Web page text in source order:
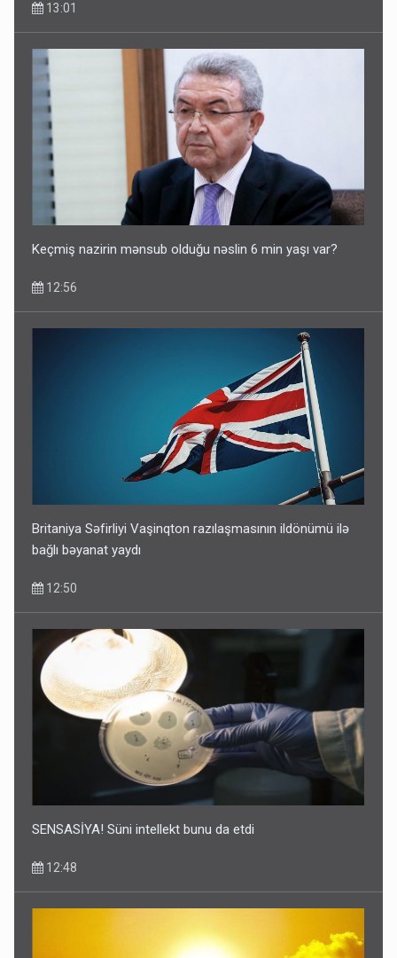
13:01
Keçmiş nazirin mənsub olduğu nəslin 6 min yaşı var?
12:56
Britaniya Səfirliyi Vaşinqton razılaşmasının ildönümü ilə
bağlı bəyanat yaydı
12:50
SENSASİYA! Süni intellekt bunu da etdi
12:48